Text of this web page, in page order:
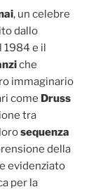
, un celebre
dallo
1984 e il
che
immaginario
come Druss
tra
sequenza
della
evidenziato
per la